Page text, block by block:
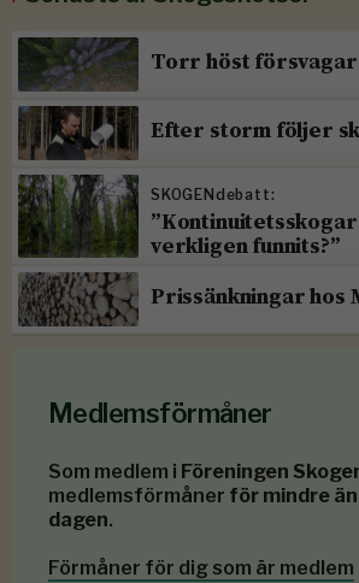
Torr höst
Efter storm följer
SKOGENdebatt:
verkligen funnits?”
Prissänkningar hos
Medlemsförmåner
Som medlem i Föreningen
medlemsförmåner för mindre
dagen.
Förmåner för dig som är medlem